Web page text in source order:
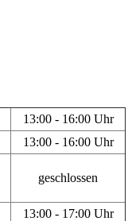
13:00 - 16:00 Uhr
13:00 - 16:00 Uhr
geschlossen
13:00 - 17:00 Uhr